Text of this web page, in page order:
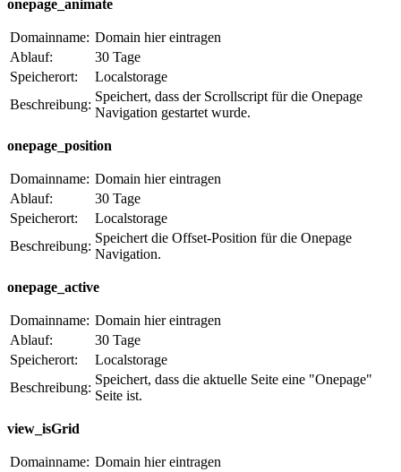
onepage_animate
Domainname: Domain hier eintragen
Ablauf:
30 Tage
Speicherort:
Localstorage
Beschreibung:
Speichert, dass der Scrollscript für die Onepage
Navigation gestartet wurde.
onepage_position
Domainname: Domain hier eintragen
Ablauf:
30 Tage
Speicherort:
Localstorage
Beschreibung:
Speichert die Offset-Position für die Onepage
Navigation.
onepage_active
Domainname: Domain hier eintragen
Ablauf:
30 Tage
Speicherort:
Localstorage
Beschreibung:
Speichert, dass die aktuelle Seite eine "Onepage"
Seite ist.
view_isGrid
Domainname: Domain hier eintragen